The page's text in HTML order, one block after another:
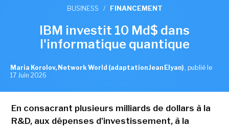
BUSINESS / FINANCEMENT
IBM investit 10 Md$ dans
l'informatique quantique
Maria Korolov, Network World (adaptation Jean Elyan) , publié le
17 Juin 2026
En consacrant plusieurs milliards de dollars à la
R&D, aux dépenses d'investissement, à la